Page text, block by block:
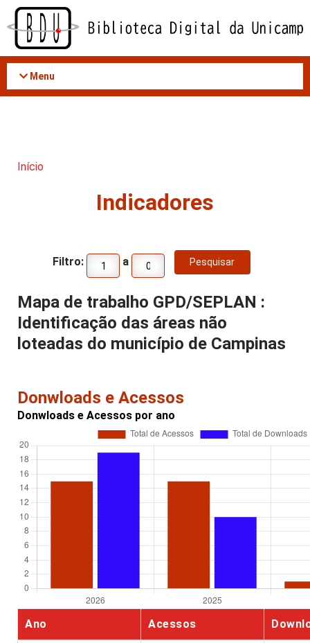
Acessar
conteúdo
Menu
Início
Indicadores
Filtro: a
Mapa de trabalho GPD/SEPLAN :
Identificação das áreas não
loteadas do município de Campinas
Donwloads e Acessos
Donwloads e Acessos por ano
Ano Acessos